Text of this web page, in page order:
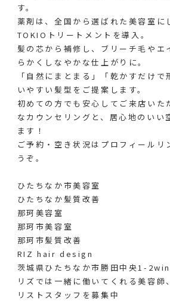
す。
薬剤は、全国から選ばれた美容室に
TOKIOトリートメントを導入。
髪の芯から補修し、ブリーチ毛やエ
らかくしなやかな仕上がりに。
「自然にまとまる」「乾かすだけ
いやすい髪型をご提案します。
初めての方でも安心してご来店いた
なカウンセリングと、居心地のいい
ます！
ご予約・空き状況はプロフィールリ
うぞ。
ひたちなか市美容室
ひたちなか髪質改善
那珂美容室
那珂市美容室
那珂市髪質改善
RIZ hair design
茨城県ひたちなか市勝田中央1-
リズでは一緒に働いてくれる美容師
リストスタッフを募集中